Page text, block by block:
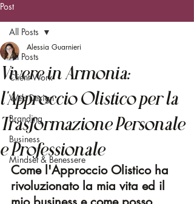
Post
All Posts
Client Work
Web Design
Branding
Business
Mindset & Benessere
All Posts
Vivere in Armonia:
l'Approccio Olistico per la
Trasformazione Personale
e Professionale
Alessia Guarnieri
Come l'Approccio Olistico ha
rivoluzionato la mia vita ed il